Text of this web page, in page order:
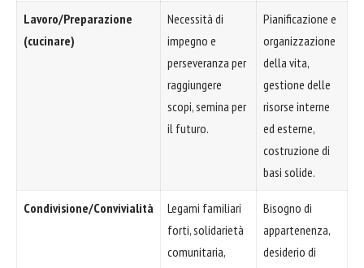
Lavoro/Preparazione
(cucinare)
Necessità di
impegno e
perseveranza per
raggiungere
scopi, semina per
il futuro.
Pianificazione e
organizzazione
della vita,
gestione delle
risorse interne
ed esterne,
costruzione di
basi solide.
Condivisione/Convivialità
Legami familiari
forti, solidarietà
comunitaria,
Bisogno di
appartenenza,
desiderio di